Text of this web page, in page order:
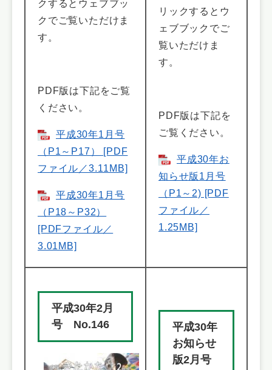
クするとウェブブッ
クでご覧いただけま
す。
PDF版は下記をご覧
ください。
平成30年1月号
（P1～P17） [PDF
ファイル／3.11MB]
平成30年1月号
（P18～P32）
[PDFファイル／
3.01MB]
リックするとウ
ェブブックでご
覧いただけま
す。
PDF版は下記を
ご覧ください。
平成30年お
知らせ版1月号
（P1～2) [PDF
ファイル／
1.25MB]
平成30年2月
号 No.146
平成30年
お知らせ
版2月号